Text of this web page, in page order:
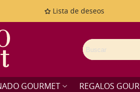
Lista de deseos
GOURMET REGALOS